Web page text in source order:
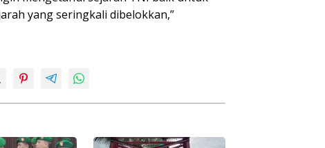
yang seringkali dibelokkan,”